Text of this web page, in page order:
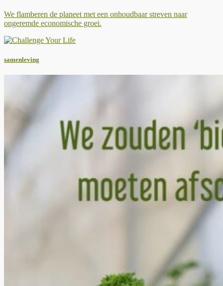
We flamberen de planeet met een onhoudbaar streven naar
ongeremde economische groei.
samenleving